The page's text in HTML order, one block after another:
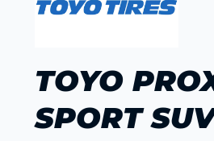
TOYO
SPORT